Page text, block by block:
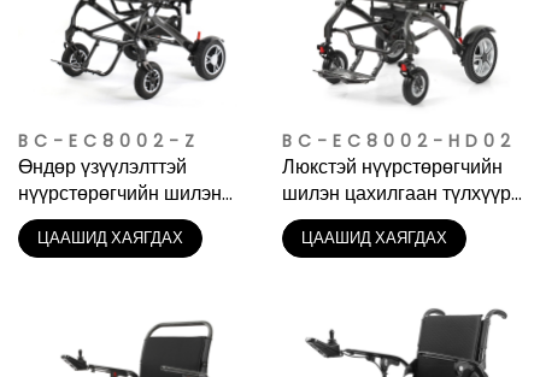
BC-EC8002-Z
Өндөр үзүүлэлттэй
нүүрстөрөгчийн шилэн
цахилгаан түлхүүр
ЦААШИД ХАЯГДАХ
BC-EC8002-HD02
Люкстэй нүүрстөрөгчийн
шилэн цахилгаан түлхүүр |
Амьдралын туршлага дээр
суурилсан дизайныг
ЦААШИД ХАЯГДАХ